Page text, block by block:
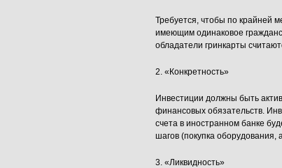
Требуется, чтобы по крайней
имеющим одинаковое
обладатели гринкарты
2. «Конкретность»
Инвестиции должны быть
финансовых обязательств.
счета в иностранном банке
шагов (покупка
3. «Ликвидность»